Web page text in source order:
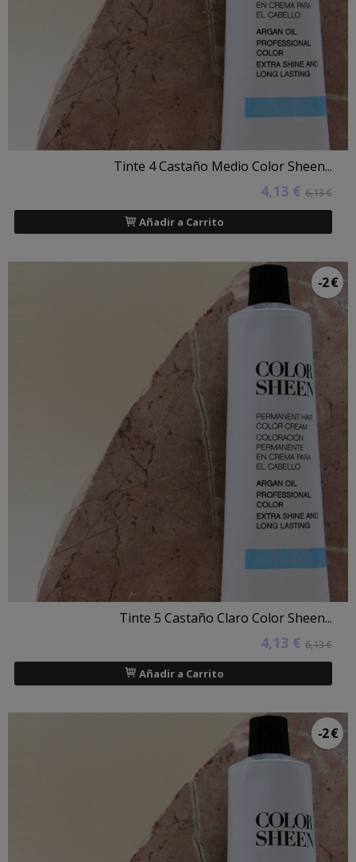
Tinte 4 Castaño Medio Color Sheen...
4,13 € 6,13 €
Añadir a Carrito
-2 €
Tinte 5 Castaño Claro Color Sheen...
4,13 € 6,13 €
Añadir a Carrito
-2 €